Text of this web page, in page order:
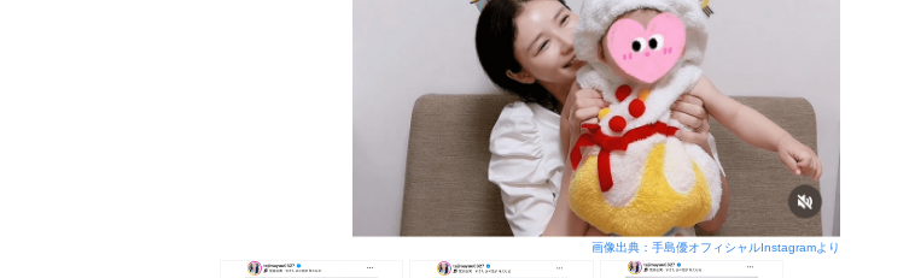
画像出典：手島優オフィシャルInstagramより